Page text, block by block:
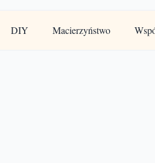
DIY Macierzyństwo